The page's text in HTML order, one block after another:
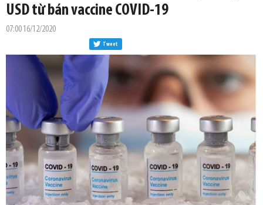
USD từ bán vaccine COVID-19
07:00 16/12/2020
Tweet